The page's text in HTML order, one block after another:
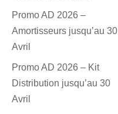
Promo AD 2026 –
Amortisseurs jusqu’au 30
Avril
Promo AD 2026 – Kit
Distribution jusqu’au 30
Avril